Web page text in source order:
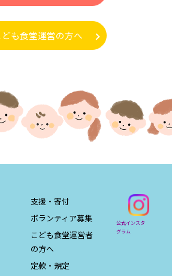
ども食堂運営の方へ
支援・寄付
ボランティア募集
こども食堂運営者
の方へ
定款・規定
公式インスタ
グラム